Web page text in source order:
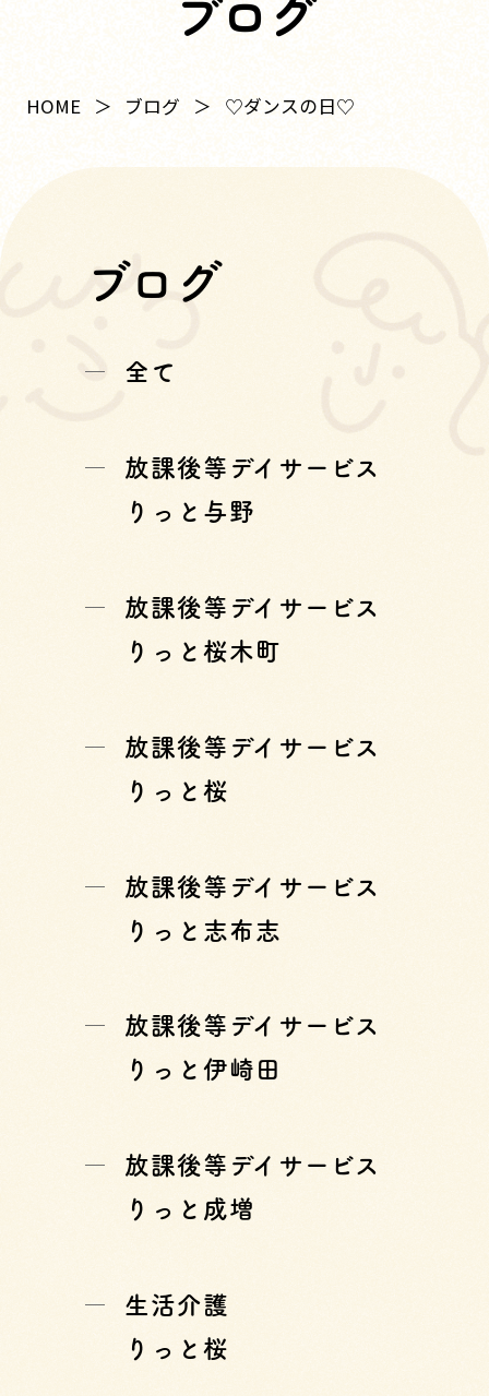
ブログ
HOME ブログ ♡ダンスの日♡
ブログ
全て
放課後等デイサービス
りっと与野
放課後等デイサービス
りっと桜木町
放課後等デイサービス
りっと桜
放課後等デイサービス
りっと志布志
放課後等デイサービス
りっと伊崎田
放課後等デイサービス
りっと成増
生活介護
りっと桜